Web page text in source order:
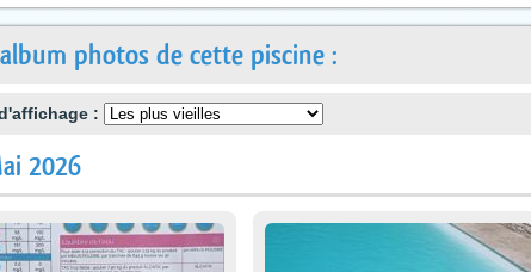
photos de cette piscine :
:
2026